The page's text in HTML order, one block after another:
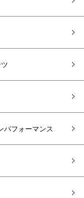
パフォーマンス